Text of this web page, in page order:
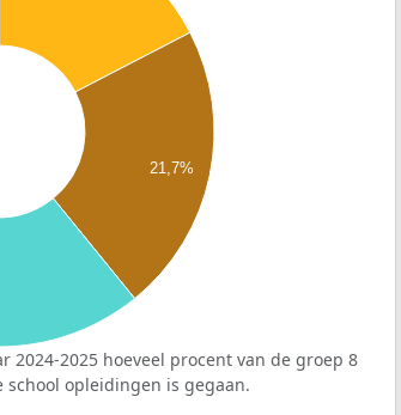
21,7%
2024-2025 hoeveel procent van de groep 8
opleidingen is gegaan.